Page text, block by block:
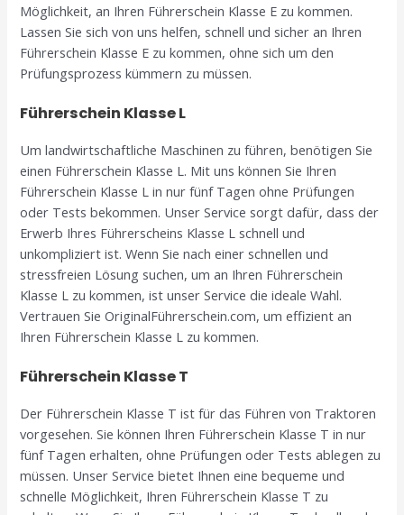
Möglichkeit, an Ihren Führerschein Klasse E zu kommen.
Lassen Sie sich von uns helfen, schnell und sicher an Ihren
Führerschein Klasse E zu kommen, ohne sich um den
Prüfungsprozess kümmern zu müssen.
Führerschein Klasse L
Um landwirtschaftliche Maschinen zu führen, benötigen Sie
einen Führerschein Klasse L. Mit uns können Sie Ihren
Führerschein Klasse L in nur fünf Tagen ohne Prüfungen
oder Tests bekommen. Unser Service sorgt dafür, dass der
Erwerb Ihres Führerscheins Klasse L schnell und
unkompliziert ist. Wenn Sie nach einer schnellen und
stressfreien Lösung suchen, um an Ihren Führerschein
Klasse L zu kommen, ist unser Service die ideale Wahl.
Vertrauen Sie OriginalFührerschein.com, um effizient an
Ihren Führerschein Klasse L zu kommen.
Führerschein Klasse T
Der Führerschein Klasse T ist für das Führen von Traktoren
vorgesehen. Sie können Ihren Führerschein Klasse T in nur
fünf Tagen erhalten, ohne Prüfungen oder Tests ablegen zu
müssen. Unser Service bietet Ihnen eine bequeme und
schnelle Möglichkeit, Ihren Führerschein Klasse T zu